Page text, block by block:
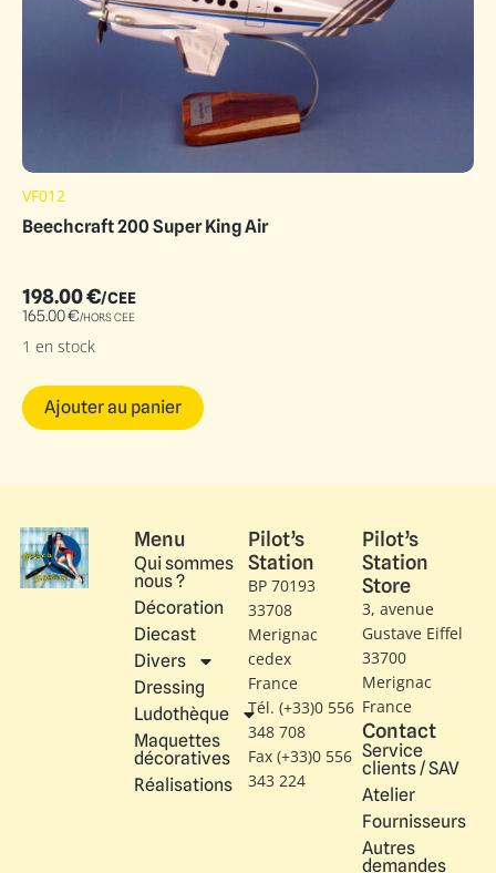
VF012
Beechcraft 200 Super King Air
198.00€/CEE
165.00€/HORS CEE
1 en stock
Ajouter au panier
Menu
Qui sommes
nous ?
Décoration
Diecast
Divers
Dressing
Ludothèque
Maquettes
décoratives
Réalisations
Pilot’s
Station
BP 70193
33708
Merignac
cedex
France
Tél. (+33)0 556
348 708
Fax (+33)0 556
343 224
Pilot’s
Station
Store
3, avenue
Gustave Eiffel​
33700
Merignac
France
Contact
Service
clients / SAV
Atelier
Fournisseurs
Autres
demandes